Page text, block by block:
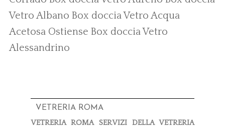
Vetro Albano Box doccia Vetro Acqua
Acetosa Ostiense Box doccia Vetro
Alessandrino
VETRERIA ROMA
VETRERIA ROMA SERVIZI DELLA VETRERIA